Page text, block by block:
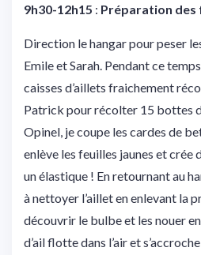
9h30-12h15 : Préparation des
Direction le hangar pour peser
Emile et Sarah. Pendant ce
caisses d’aillets fraichement
Patrick pour récolter 15 bottes
Opinel, je coupe les cardes de
enlève les feuilles jaunes et crée
un élastique ! En retournant au
à nettoyer l’aillet en enlevant la
découvrir le bulbe et les nouer
d’ail flotte dans l’air et